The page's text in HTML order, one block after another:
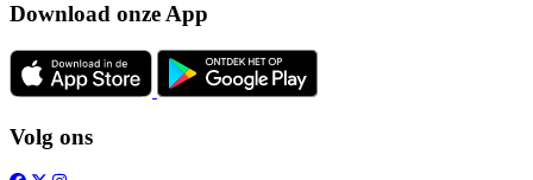
Download onze App
Volg ons